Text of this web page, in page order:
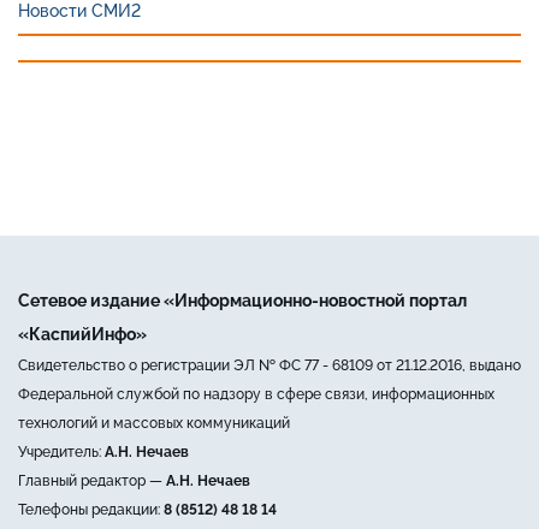
Новости СМИ2
Сетевое издание «Информационно-новостной портал
«КаспийИнфо»
Свидетельство о регистрации ЭЛ № ФС 77 - 68109 от 21.12.2016, выдано
Федеральной службой по надзору в сфере связи, информационных
технологий и массовых коммуникаций
Учредитель: А.Н. Нечаев
Главный редактор — А.Н. Нечаев
Телефоны редакции: 8 (8512) 48 18 14